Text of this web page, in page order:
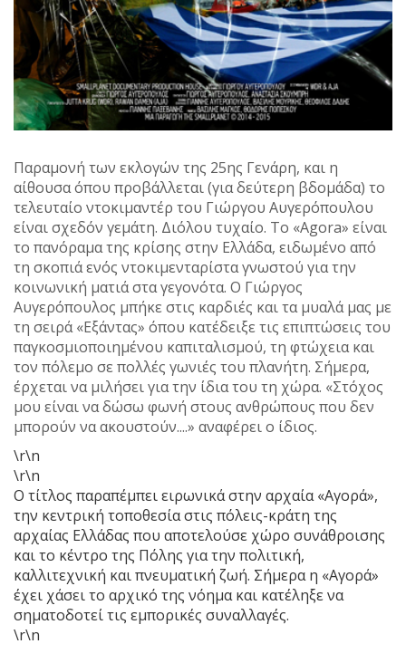
Παραμονή των εκλογών της 25ης Γενάρη, και η
αίθουσα όπου προβάλλεται (για δεύτερη βδομάδα) το
τελευταίο ντοκιμαντέρ του Γιώργου Αυγερόπουλου
είναι σχεδόν γεμάτη. Διόλου τυχαίο. Το «Agora» είναι
το πανόραμα της κρίσης στην Ελλάδα, ειδωμένο από
τη σκοπιά ενός ντοκιμενταρίστα γνωστού για την
κοινωνική ματιά στα γεγονότα. Ο Γιώργος
Αυγερόπουλος μπήκε στις καρδιές και τα μυαλά μας με
τη σειρά «Εξάντας» όπου κατέδειξε τις επιπτώσεις του
παγκοσμιοποιημένου καπιταλισμού, τη φτώχεια και
τον πόλεμο σε πολλές γωνιές του πλανήτη. Σήμερα,
έρχεται να μιλήσει για την ίδια του τη χώρα. «Στόχος
μου είναι να δώσω φωνή στους ανθρώπους που δεν
μπορούν να ακουστούν....» αναφέρει ο ίδιος.
\r\n
\r\n
Ο τίτλος παραπέμπει ειρωνικά στην αρχαία «Αγορά»,
την κεντρική τοποθεσία στις πόλεις-κράτη της
αρχαίας Ελλάδας που αποτελούσε χώρο συνάθροισης
και το κέντρο της Πόλης για την πολιτική,
καλλιτεχνική και πνευματική ζωή. Σήμερα η «Αγορά»
έχει χάσει το αρχικό της νόημα και κατέληξε να
σηματοδοτεί τις εμπορικές συναλλαγές.
\r\n